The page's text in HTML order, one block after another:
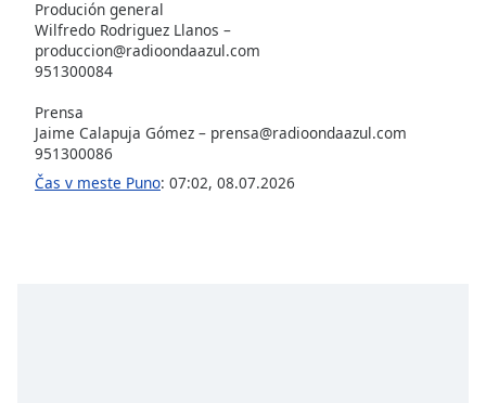
cancel
window.
Produción general
Wilfredo Rodriguez Llanos –
produccion@radioondaazul.com
951300084
Prensa
Jaime Calapuja Gómez – prensa@radioondaazul.com
951300086
Čas v meste Puno: 07:02, 08.07.2026